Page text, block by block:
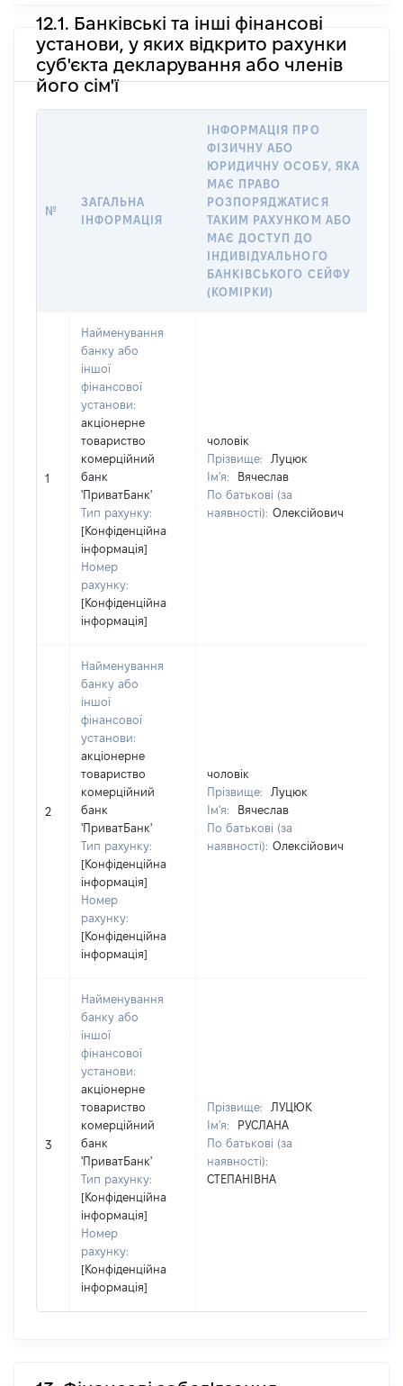
12.1. Банківські та інші фінансові
установи, у яких відкрито рахунки
суб'єкта декларування або членів
його сім'ї
№
ЗАГАЛЬНА
ІНФОРМАЦІЯ
ІНФОРМАЦІЯ ПРО
ФІЗИЧНУ АБО
ЮРИДИЧНУ ОСОБУ, ЯКА
МАЄ ПРАВО
РОЗПОРЯДЖАТИСЯ
ТАКИМ РАХУНКОМ АБО
МАЄ ДОСТУП ДО
ІНДИВІДУАЛЬНОГО
БАНКІВСЬКОГО СЕЙФУ
(КОМІРКИ)
1
Найменування
банку або
іншої
фінансової
установи:
акціонерне
товариство
комерційний
банк
'ПриватБанк'
Тип рахунку:
[Конфіденційна
інформація]
Номер
рахунку:
[Конфіденційна
інформація]
чоловік
Прізвище:
Луцюк
Ім'я:
Вячеслав
По батькові (за
наявності): Олексійович
2
Найменування
банку або
іншої
фінансової
установи:
акціонерне
товариство
комерційний
банк
'ПриватБанк'
Тип рахунку:
[Конфіденційна
інформація]
Номер
рахунку:
[Конфіденційна
інформація]
чоловік
Прізвище:
Луцюк
Ім'я:
Вячеслав
По батькові (за
наявності): Олексійович
3
Найменування
банку або
іншої
фінансової
установи:
акціонерне
товариство
комерційний
банк
'ПриватБанк'
Тип рахунку:
[Конфіденційна
інформація]
Номер
рахунку:
[Конфіденційна
інформація]
Прізвище:
ЛУЦЮК
Ім'я:
РУСЛАНА
По батькові (за
наявності):
СТЕПАНІВНА